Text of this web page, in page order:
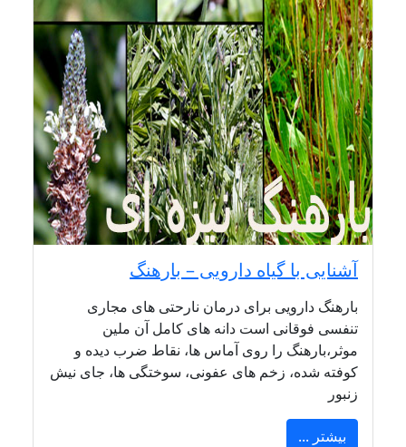
آشنایی با گیاه دارویی – بارهنگ
بارهنگ دارویی برای درمان نارحتی های مجاری
تنفسی فوقانی است دانه های کامل آن ملین
موثر،بارهنگ را روی آماس ها، نقاط ضرب دیده و
کوفته شده، زخم های عفونی، سوختگی ها، جای نیش
زنبور
بیشتر ...